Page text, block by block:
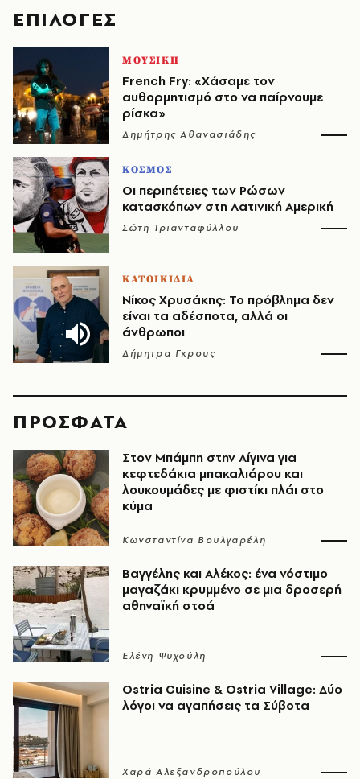
EΠΙΛΟΓΈΣ
ΜΟΥΣΙΚΗ
French Fry: «Χάσαμε τον
αυθορμητισμό στο να παίρνουμε
ρίσκα»
Δημήτρης Αθανασιάδης
ΚΟΣΜΟΣ
Οι περιπέτειες των Ρώσων
κατασκόπων στη Λατινική Αμερική
Σώτη Τριανταφύλλου
ΚΑΤΟΙΚΙΔΙΑ
Νίκος Χρυσάκης: Το πρόβλημα δεν
είναι τα αδέσποτα, αλλά οι
άνθρωποι
Δήμητρα Γκρους
ΠΡΟΣΦΑΤΑ
Στον Μπάμπη στην Αίγινα για
κεφτεδάκια μπακαλιάρου και
λουκουμάδες με φιστίκι πλάι στο
κύμα
Κωνσταντίνα Βουλγαρέλη
Βαγγέλης και Αλέκος: ένα νόστιμο
μαγαζάκι κρυμμένο σε μια δροσερή
αθηναϊκή στοά
Ελένη Ψυχούλη
Ostria Cuisine & Ostria Village: Δύο
λόγοι να αγαπήσεις τα Σύβοτα
Χαρά Αλεξανδροπούλου